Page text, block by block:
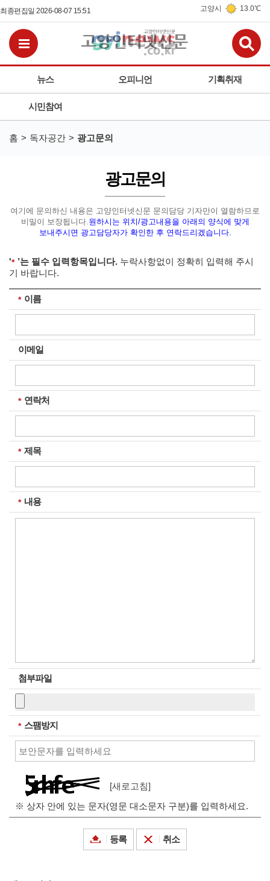
최종편집일 2026-08-07 15:51 고양시 13.0℃
뉴스 오피니언 기획취재
시민참여
전체메뉴보기
홈 독자공간 광고문의
광고문의
여기에 문의하신 내용은 고양인터넷신문 문의담당 기자만이 열람하므로
비밀이 보장됩니다.원하시는 위치/광고내용을 아래의 양식에 맞게
보내주시면 광고담당자가 확인한 후 연락드리겠습니다.
' 필수입력
’는 필수 입력항목입니다. 누락사항없이 정확히 입력해 주시
기 바랍니다.
필수입력
이름
이메일
필수입력
연락처
필수입력
제목
필수입력
내용
첨부파일
필수입력
스팸방지
[새로고침]
※ 상자 안에 있는 문자(영문 대소문자 구분)를 입력하세요.
등록 취소